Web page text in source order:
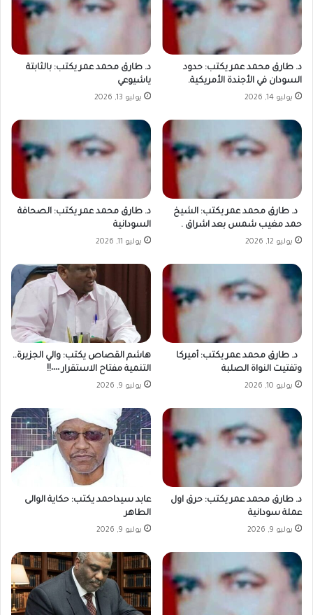
د. طارق محمد عمر يكتب: حدود
السودان في الأجندة الأمريكية.
يوليو 14, 2026
د. طارق محمد عمر يكتب: بالثابتة
ياشيوعي
يوليو 13, 2026
د. طارق محمد عمر يكتب: الشيخ
حمد مغيب شمس بعد اشراق .
يوليو 12, 2026
د. طارق محمد عمر يكتب: الصحافة
السودانية
يوليو 11, 2026
د. طارق محمد عمر يكتب: أميركا
وتفتيت النواة الصلبة
يوليو 10, 2026
هاشم القصاص يكتب: والي الجزيرة..
التنمية مفتاح الاستقرار ٠٠٠٠!!
يوليو 9, 2026
د. طارق محمد عمر يكتب: حرق اول
عملة سودانية
يوليو 9, 2026
عابد سيداحمد يكتب: حكاية الوالى
الطاهر
يوليو 9, 2026